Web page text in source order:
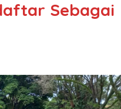
Sebagai